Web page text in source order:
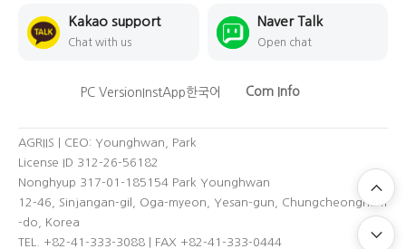
Kakao support
Chat with us
Naver Talk
Open chat
PC VersionInstApp한국어 Com Info
AGRIIS | CEO: Younghwan, Park
License ID 312-26-56182
Nonghyup 317-01-185154 Park Younghwan
12-46, Sinjangan-gil, Oga-myeon, Yesan-gun, Chungcheongnam
-do, Korea
TEL. +82-41-333-3088 | FAX +82-41-333-0444